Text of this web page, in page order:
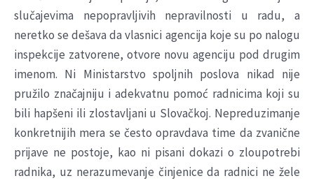
slučajevima nepopravljivih nepravilnosti u radu, a
neretko se dešava da vlasnici agencija koje su po nalogu
inspekcije zatvorene, otvore novu agenciju pod drugim
imenom. Ni Ministarstvo spoljnih poslova nikad nije
pružilo značajniju i adekvatnu pomoć radnicima koji su
bili hapšeni ili zlostavljani u Slovačkoj. Nepreduzimanje
konkretnijih mera se često opravdava time da zvanične
prijave ne postoje, kao ni pisani dokazi o zloupotrebi
radnika, uz nerazumevanje činjenice da radnici ne žele